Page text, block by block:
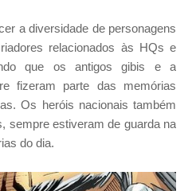
a diversidade de personagens
relacionados às HQs e
que os antigos gibis e a
fizeram parte das memórias
Os heróis nacionais também
sempre estiveram de guarda na
do dia.